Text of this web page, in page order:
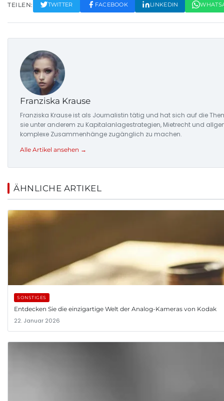
TEILEN: TWITTER FACEBOOK LINKEDIN
Franziska Krause
Franziska Krause ist als Journalistin tätig und hat sich auf die
sie unter anderem zu Kapitalanlagestrategien, Mietrecht und
komplexe Zusammenhänge zugänglich zu machen.
Alle Artikel ansehen →
ÄHNLICHE ARTIKEL
SONSTIGES
Entdecken Sie die einzigartige Welt der Analog-Kameras von Kodak
22. Januar 2026